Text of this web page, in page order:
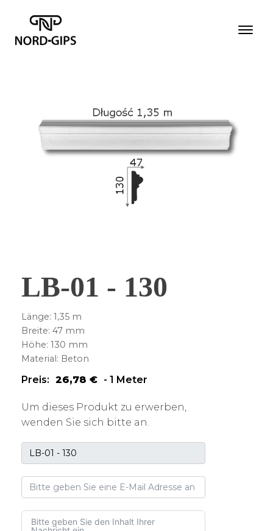
LB-01 - 130
Länge: 1,35 m
Breite: 47 mm
Höhe: 130 mm
Material: Beton
Preis: 26,78 € - 1 Meter
Um dieses Produkt zu erwerben,
wenden Sie sich bitte an.